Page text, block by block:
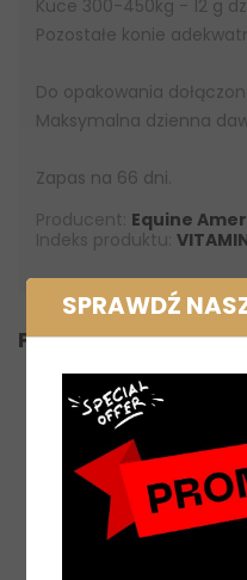
SPRAWDŹ
Kuce 300-450kg - 12 g
Pozostałe konie
Do opakowania
Maksymalna dzienna
Zapas na 66 dni.
Producent: Equine
Indeks produktu:
PRODUKTY Z TEJ